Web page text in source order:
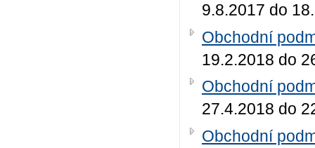
9.8.2017 do
Obchodní
19.2.2018 do
Obchodní
27.4.2018 do
Obchodní